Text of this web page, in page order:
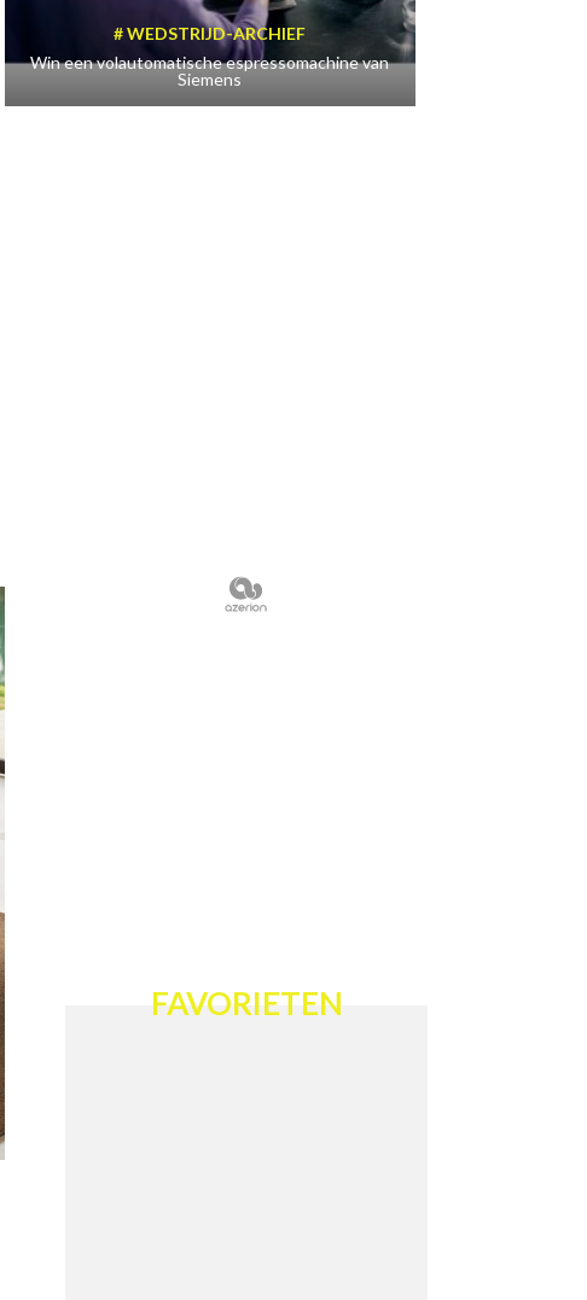
WEDSTRIJD-ARCHIEF
Win een volautomatische espressomachine van
Siemens
FAVORIETEN